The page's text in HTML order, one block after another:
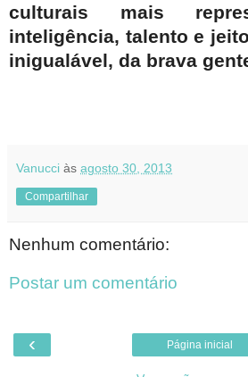
culturais mais
inteligência, talento e
inigualável, da brava
Vanucci às agosto 30, 2013
Compartilhar
Nenhum comentário:
Postar um comentário
‹ Página inicial